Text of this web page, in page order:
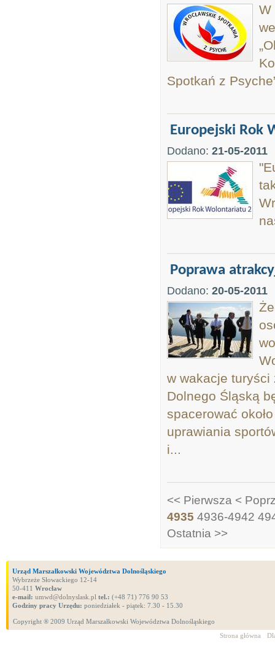
W
Spotkań z
Europejski Rok
Dodano: 21-05-2011
Poprawa
Dodano: 20-05-2011
w wakacje turyści
Dolnego Śląską
spacerować
uprawiania
i...
<< Pierwsza <
4935 4936-4942
Ostatnia >>
Urząd Marszałkowski Województwa Dolnośląskiego
Wybrzeże Słowackiego 12-14
50-411 Wrocław
e-mail: umwd@dolnyslask.pl tel.: (+48 71) 776 90 53
Godziny pracy Urzędu: poniedziałek - piątek: 7.30 - 15.30
Copyright ® 2009 Urząd Marszałkowski Województwa Dolnośląskiego
Strona główna